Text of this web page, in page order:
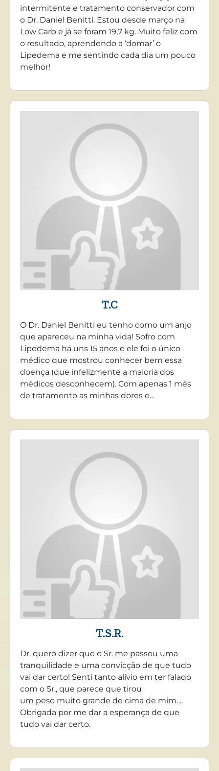
intermitente e tratamento conservador com
o Dr. Daniel Benitti. Estou desde março na
Low Carb e já se foram 19,7 kg. Muito feliz com
o resultado, aprendendo a ‘domar’ o
Lipedema e me sentindo cada dia um pouco
melhor!
T.C
O Dr. Daniel Benitti eu tenho como um anjo
que apareceu na minha vida! Sofro com
Lipedema há uns 15 anos e ele foi o único
médico que mostrou conhecer bem essa
doença (que infelizmente a maioria dos
médicos desconhecem). Com apenas 1 mês
de tratamento as minhas dores e…
T.S.R.
Dr. quero dizer que o Sr. me passou uma
tranquilidade e uma convicção de que tudo
vai dar certo! Senti tanto alívio em ter falado
com o Sr., que parece que tirou
um peso muito grande de cima de mim….
Obrigada por me dar a esperança de que
tudo vai dar certo.